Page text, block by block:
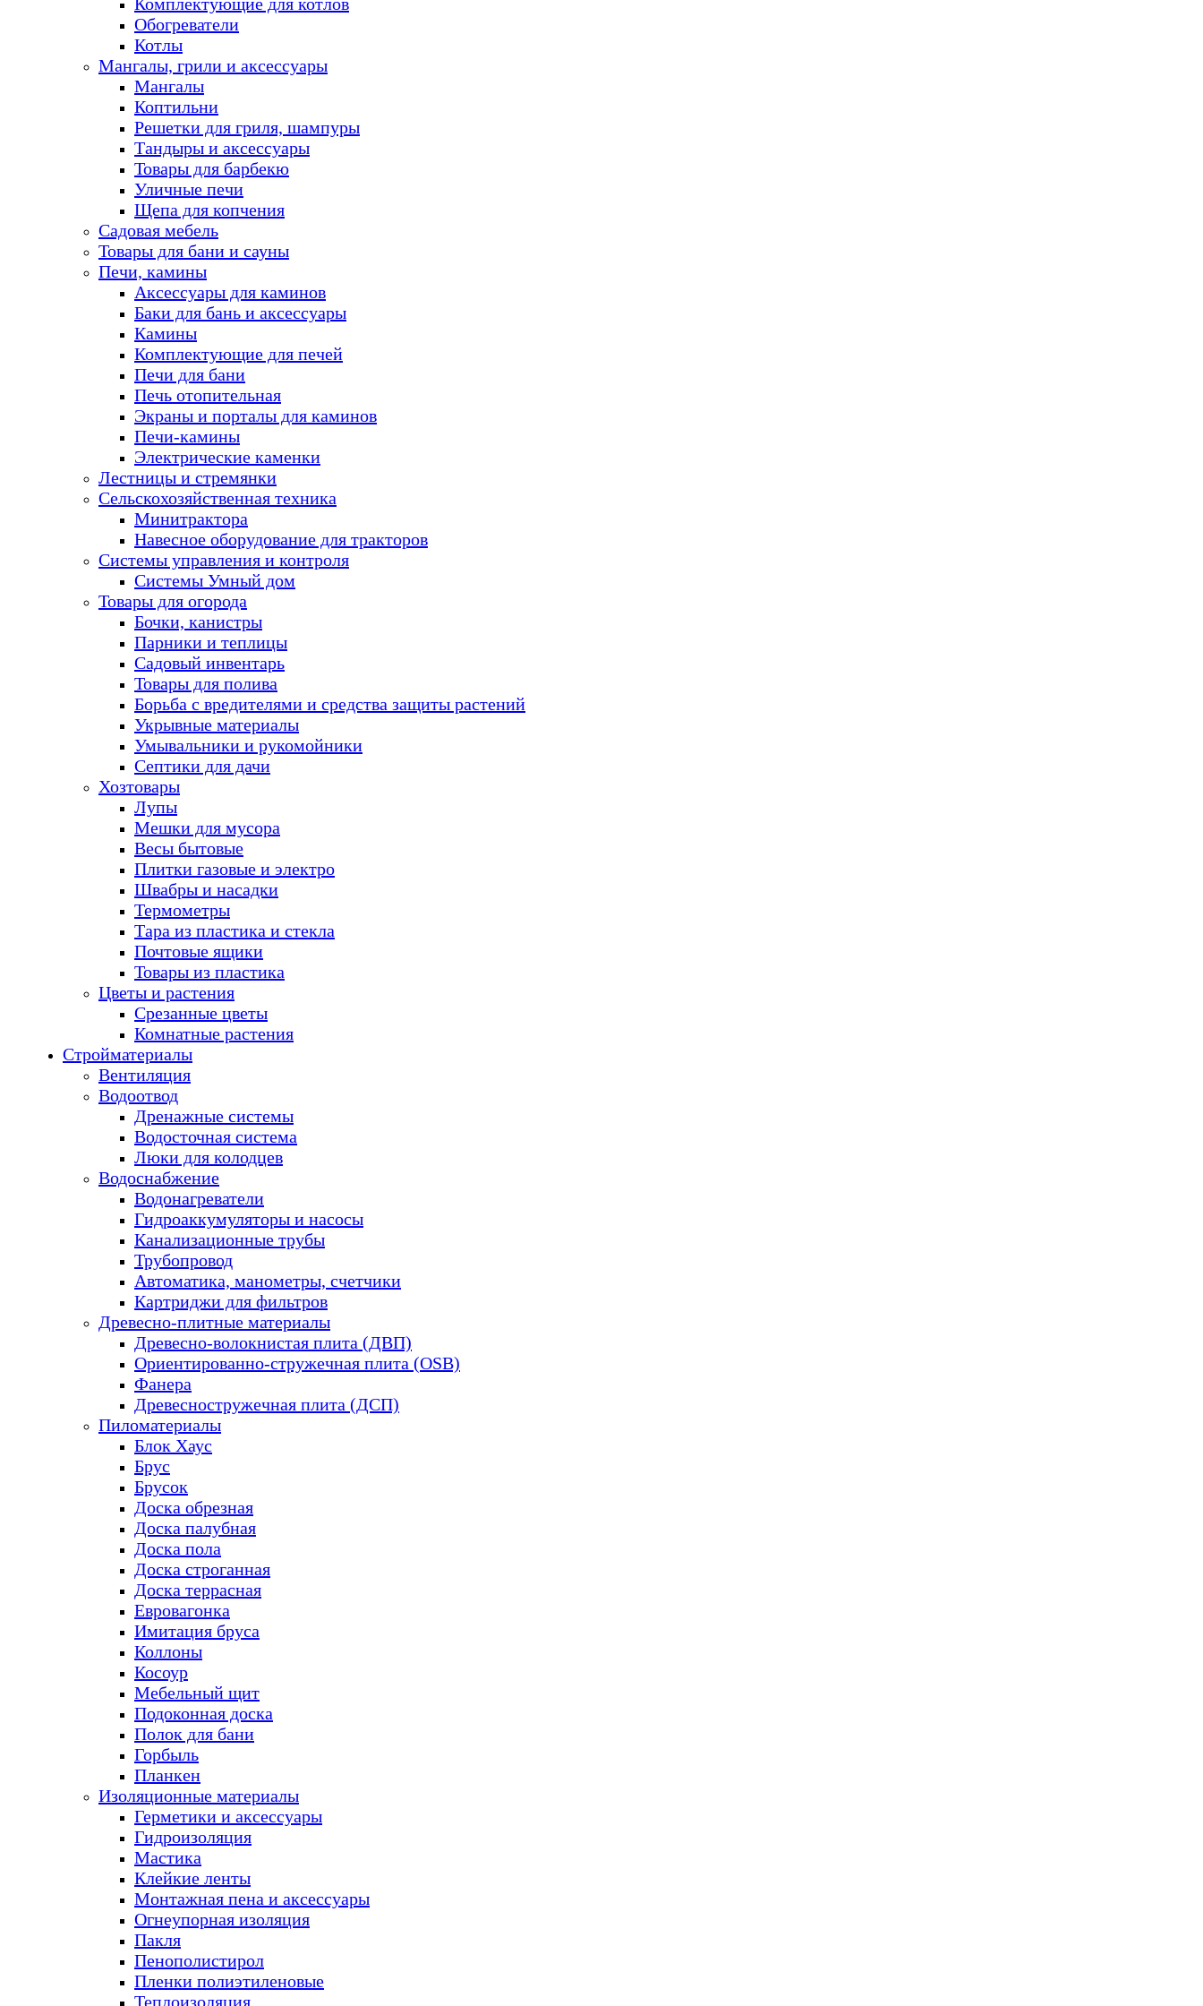
Обогреватели
Котлы
Мангалы, грили и аксессуары
Мангалы
Коптильни
Решетки для гриля, шампуры
Тандыры и аксессуары
Товары для барбекю
Уличные печи
Щепа для копчения
Садовая мебель
Товары для бани и сауны
Печи, камины
Аксессуары для каминов
Баки для бань и аксессуары
Камины
Комплектующие для печей
Печи для бани
Печь отопительная
Экраны и порталы для каминов
Печи-камины
Электрические каменки
Лестницы и стремянки
Сельскохозяйственная техника
Минитрактора
Навесное оборудование для тракторов
Системы управления и контроля
Системы Умный дом
Товары для огорода
Бочки, канистры
Парники и теплицы
Садовый инвентарь
Товары для полива
Борьба с вредителями и средства защиты растений
Укрывные материалы
Умывальники и рукомойники
Септики для дачи
Хозтовары
Лупы
Мешки для мусора
Весы бытовые
Плитки газовые и электро
Швабры и насадки
Термометры
Тара из пластика и стекла
Почтовые ящики
Товары из пластика
Цветы и растения
Срезанные цветы
Комнатные растения
Стройматериалы
Вентиляция
Водоотвод
Дренажные системы
Водосточная система
Люки для колодцев
Водоснабжение
Водонагреватели
Гидроаккумуляторы и насосы
Канализационные трубы
Трубопровод
Автоматика, манометры, счетчики
Картриджи для фильтров
Древесно-плитные материалы
Древесно-волокнистая плита (ДВП)
Ориентированно-стружечная плита (OSB)
Фанера
Древесностружечная плита (ДСП)
Пиломатериалы
Блок Хаус
Брус
Брусок
Доска обрезная
Доска палубная
Доска пола
Доска строганная
Доска террасная
Евровагонка
Имитация бруса
Коллоны
Косоур
Мебельный щит
Подоконная доска
Полок для бани
Горбыль
Планкен
Изоляционные материалы
Герметики и аксессуары
Гидроизоляция
Мастика
Клейкие ленты
Монтажная пена и аксессуары
Огнеупорная изоляция
Пакля
Пенополистирол
Пленки полиэтиленовые
Теплоизоляция